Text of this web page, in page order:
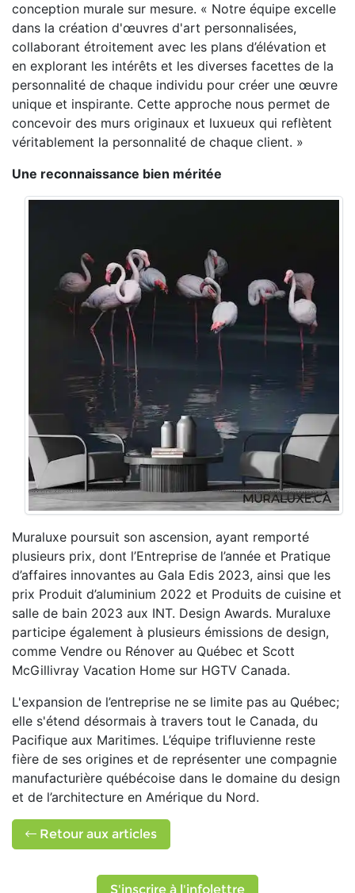
conception murale sur mesure. « Notre équipe excelle
dans la création d'œuvres d'art personnalisées,
collaborant étroitement avec les plans d’élévation et
en explorant les intérêts et les diverses facettes de la
personnalité de chaque individu pour créer une œuvre
unique et inspirante. Cette approche nous permet de
concevoir des murs originaux et luxueux qui reflètent
véritablement la personnalité de chaque client. »
Une reconnaissance bien méritée
Muraluxe poursuit son ascension, ayant remporté
plusieurs prix, dont l’Entreprise de l’année et Pratique
d’affaires innovantes au Gala Edis 2023, ainsi que les
prix Produit d’aluminium 2022 et Produits de cuisine et
salle de bain 2023 aux INT. Design Awards. Muraluxe
participe également à plusieurs émissions de design,
comme Vendre ou Rénover au Québec et Scott
McGillivray Vacation Home sur HGTV Canada.
L'expansion de l’entreprise ne se limite pas au Québec;
elle s'étend désormais à travers tout le Canada, du
Pacifique aux Maritimes. L’équipe trifluvienne reste
fière de ses origines et de représenter une compagnie
manufacturière québécoise dans le domaine du design
et de l’architecture en Amérique du Nord.
Retour aux articles
S'inscrire à l'infolettre